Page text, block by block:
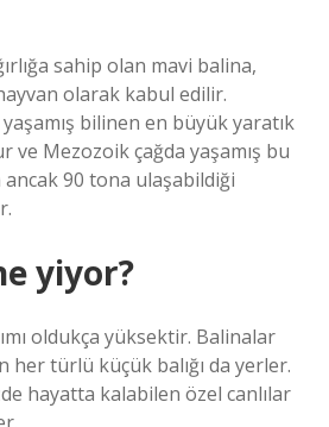
sahip olan mavi balina,
olarak kabul edilir.
bilinen en büyük yaratık
ve Mezozoik çağda yaşamış bu
ancak 90 tona ulaşabildiği
yiyor?
oldukça yüksektir. Balinalar
her türlü küçük balığı da yerler.
hayatta kalabilen özel canlılar